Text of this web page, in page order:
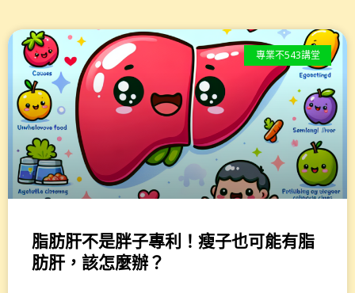
專業不543講堂
脂肪肝不是胖子專利！瘦子也可能有脂
肪肝，該怎麼辦？